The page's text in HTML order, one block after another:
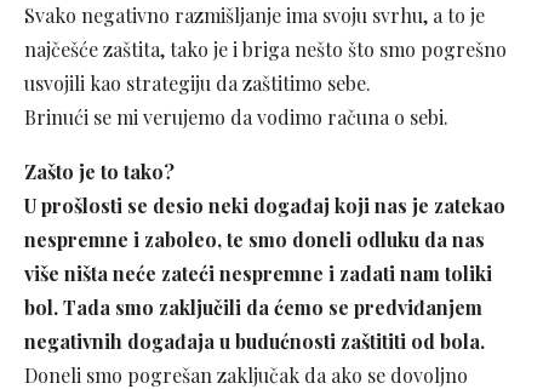
Svako negativno razmišljanje ima svoju svrhu, a to je
najčešće zaštita, tako je i briga nešto što smo pogrešno
usvojili kao strategiju da zaštitimo sebe.
Brinući se mi verujemo da vodimo računa o sebi.
Zašto je to tako?
U prošlosti se desio neki događaj koji nas je zatekao
nespremne i zaboleo, te smo doneli odluku da nas
više ništa neće zateći nespremne i zadati nam toliki
bol. Tada smo zaključili da ćemo se predviđanjem
negativnih događaja u budućnosti zaštititi od bola.
Doneli smo pogrešan zaključak da ako se dovoljno